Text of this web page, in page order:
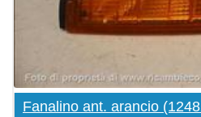
Fanalino ant. arancio